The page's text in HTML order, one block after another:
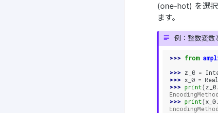
(one-hot) を選
ます。
例：整数変数
>>> from
>>> z_0 =
>>> x_0 =
>>> print(z_0
>>> print(x_0